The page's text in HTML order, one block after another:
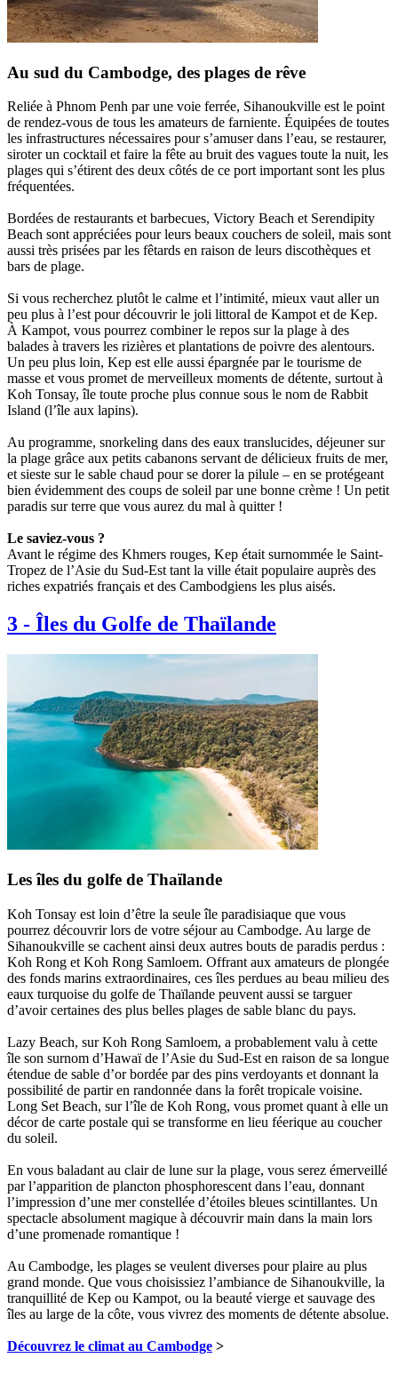
Au sud du Cambodge, des plages de rêve
Reliée à Phnom Penh par une voie ferrée, Sihanoukville est le point
de rendez-vous de tous les amateurs de farniente. Équipées de toutes
les infrastructures nécessaires pour s’amuser dans l’eau, se restaurer,
siroter un cocktail et faire la fête au bruit des vagues toute la nuit, les
plages qui s’étirent des deux côtés de ce port important sont les plus
fréquentées.
Bordées de restaurants et barbecues, Victory Beach et Serendipity
Beach sont appréciées pour leurs beaux couchers de soleil, mais sont
aussi très prisées par les fêtards en raison de leurs discothèques et
bars de plage.
Si vous recherchez plutôt le calme et l’intimité, mieux vaut aller un
peu plus à l’est pour découvrir le joli littoral de Kampot et de Kep.
À Kampot, vous pourrez combiner le repos sur la plage à des
balades à travers les rizières et plantations de poivre des alentours.
Un peu plus loin, Kep est elle aussi épargnée par le tourisme de
masse et vous promet de merveilleux moments de détente, surtout à
Koh Tonsay, île toute proche plus connue sous le nom de Rabbit
Island (l’île aux lapins).
Au programme, snorkeling dans des eaux translucides, déjeuner sur
la plage grâce aux petits cabanons servant de délicieux fruits de mer,
et sieste sur le sable chaud pour se dorer la pilule ‒ en se protégeant
bien évidemment des coups de soleil par une bonne crème ! Un petit
paradis sur terre que vous aurez du mal à quitter !
Le saviez-vous ?
Avant le régime des Khmers rouges, Kep était surnommée le Saint-
Tropez de l’Asie du Sud-Est tant la ville était populaire auprès des
riches expatriés français et des Cambodgiens les plus aisés.
3 - Îles du Golfe de Thaïlande
Les îles du golfe de Thaïlande
Koh Tonsay est loin d’être la seule île paradisiaque que vous
pourrez découvrir lors de votre séjour au Cambodge. Au large de
Sihanoukville se cachent ainsi deux autres bouts de paradis perdus :
Koh Rong et Koh Rong Samloem. Offrant aux amateurs de plongée
des fonds marins extraordinaires, ces îles perdues au beau milieu des
eaux turquoise du golfe de Thaïlande peuvent aussi se targuer
d’avoir certaines des plus belles plages de sable blanc du pays.
Lazy Beach, sur Koh Rong Samloem, a probablement valu à cette
île son surnom d’Hawaï de l’Asie du Sud-Est en raison de sa longue
étendue de sable d’or bordée par des pins verdoyants et donnant la
possibilité de partir en randonnée dans la forêt tropicale voisine.
Long Set Beach, sur l’île de Koh Rong, vous promet quant à elle un
décor de carte postale qui se transforme en lieu féerique au coucher
du soleil.
En vous baladant au clair de lune sur la plage, vous serez émerveillé
par l’apparition de plancton phosphorescent dans l’eau, donnant
l’impression d’une mer constellée d’étoiles bleues scintillantes. Un
spectacle absolument magique à découvrir main dans la main lors
d’une promenade romantique !
Au Cambodge, les plages se veulent diverses pour plaire au plus
grand monde. Que vous choisissiez l’ambiance de Sihanoukville, la
tranquillité de Kep ou Kampot, ou la beauté vierge et sauvage des
îles au large de la côte, vous vivrez des moments de détente absolue.
Découvrez le climat au Cambodge >